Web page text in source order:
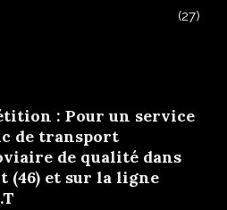
(27)
: Pour un service
de transport
de qualité dans
(46) et sur la ligne